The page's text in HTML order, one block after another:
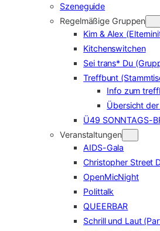
Szeneguide
Regelmäßige Gruppen
Kim & Alex
Kitchenswitchen
Sei trans* Du
Treffbunt
Info zum
Übersicht
Ü49 SONNTAGS-
Veranstaltungen
AIDS-Gala
Christopher Street
OpenMicNight
Polittalk
QUEERBAR
Schrill und Laut